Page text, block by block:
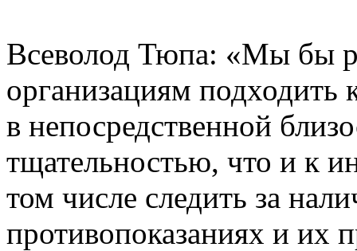
Всеволод Тюпа: «Мы бы
организациям
в непосредственной
тщательностью, что и к
том числе следить за
противопоказаниях и их